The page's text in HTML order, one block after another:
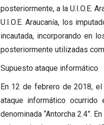
posteriormente, a la U.I.O.E.
U.I.O.E. Araucanía, los
incautada, incorporando en
posteriormente utilizadas
Supuesto ataque informático
En 12 de febrero de 2018,
ataque informático
denominada “Antorcha 2.4”.